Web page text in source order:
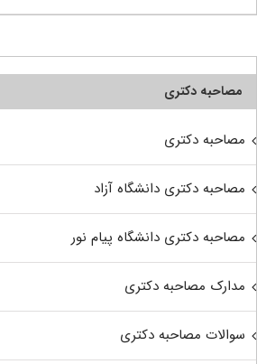
مصاحبه دکتری
مصاحبه دکتری
مصاحبه دکتری دانشگاه آزاد
مصاحبه دکتری دانشگاه پیام نور
مدارک مصاحبه دکتری
سوالات مصاحبه دکتری